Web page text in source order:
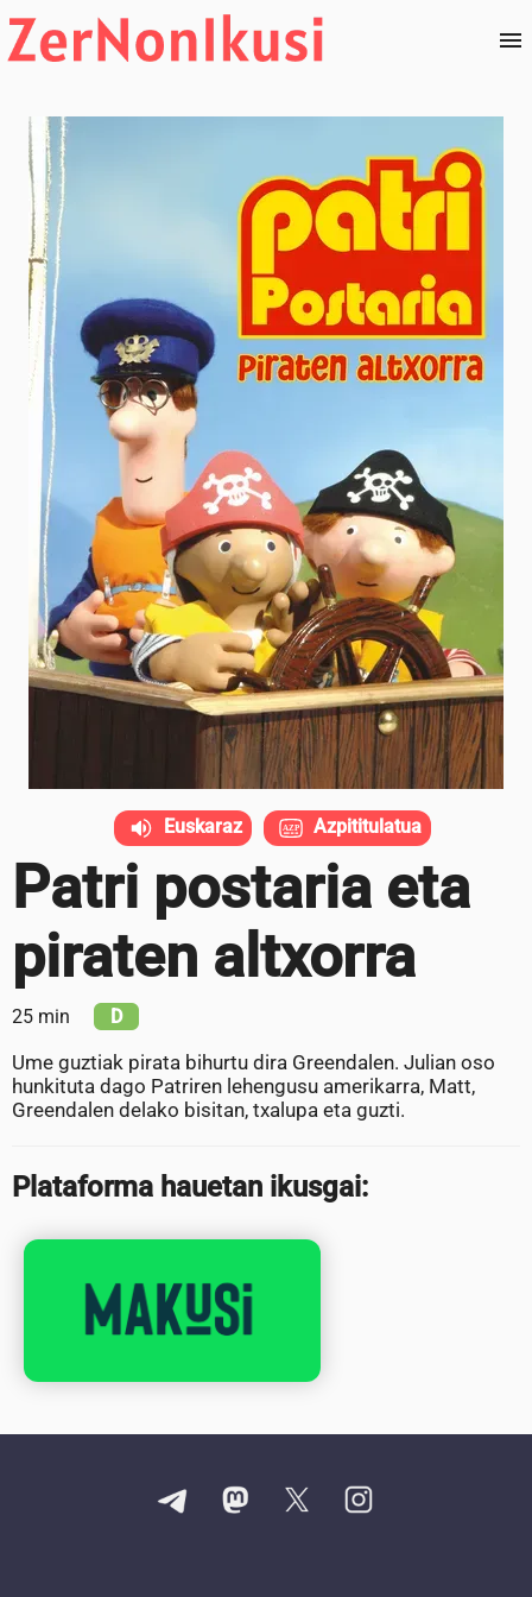
Patri postaria eta
piraten altxorra
25 min D
Ume guztiak pirata bihurtu dira Greendalen. Julian oso
hunkituta dago Patriren lehengusu amerikarra, Matt,
Greendalen delako bisitan, txalupa eta guzti.
Plataforma hauetan ikusgai:
Euskaraz Azpititulatua